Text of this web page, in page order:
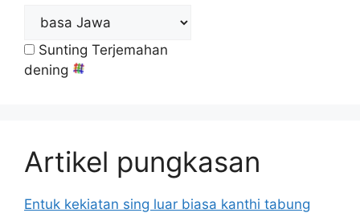
Sunting Terjemahan
dening
Artikel pungkasan
Entuk kekiatan sing luar biasa kanthi tabung